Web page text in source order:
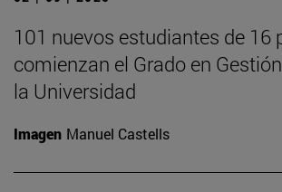
101 nuevos estudiantes de 16
comienzan el Grado en
la Universidad
Imagen Manuel Castells